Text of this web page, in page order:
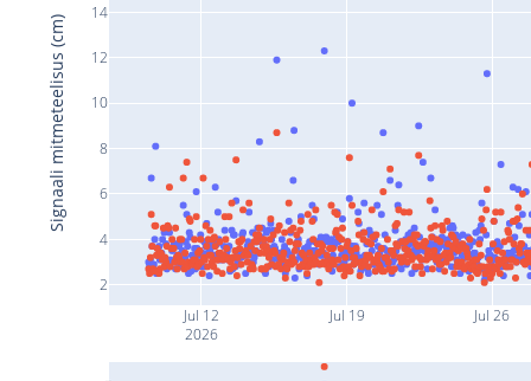
Jul 12
2026
Jul 19 Jul 26
2
4
6
8
10
12
14
Signaali mitmeteelisus (cm)